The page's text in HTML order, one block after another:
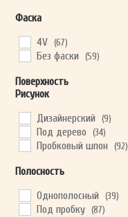
Фаска
4V (67)
Без фаски (59)
Поверхность
Рисунок
Дизайнерский
(9)
Под дерево (34)
Пробковый шпон (92)
Полосность
Однополосный
(39)
Под пробку (87)